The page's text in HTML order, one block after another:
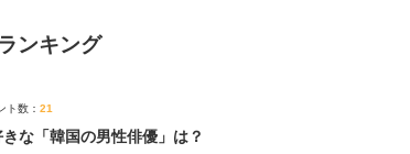
ンキング
ト数： 21
な「韓国の男性俳優」は？